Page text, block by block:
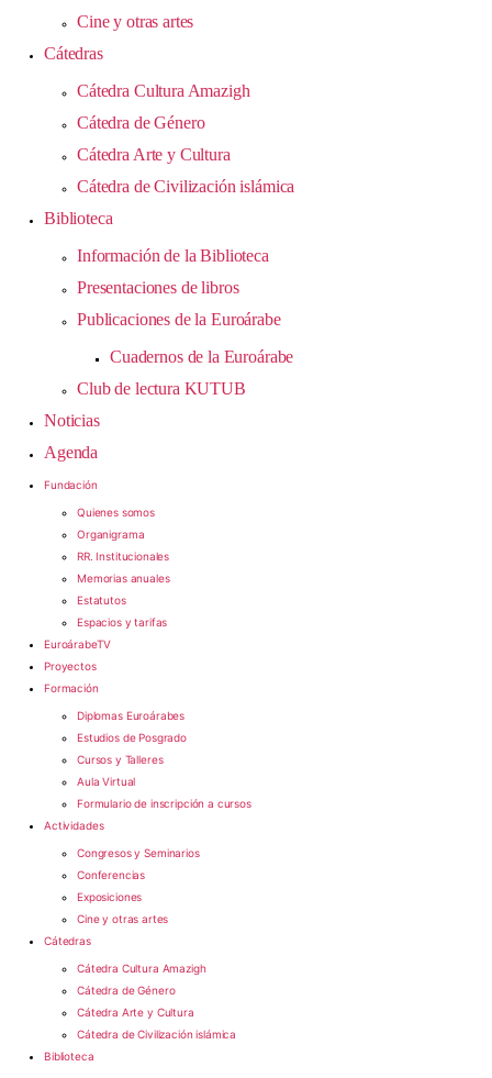
Cine y otras artes
Cátedras
Cátedra Cultura Amazigh
Cátedra de Género
Cátedra Arte y Cultura
Cátedra de Civilización islámica
Biblioteca
Información de la Biblioteca
Presentaciones de libros
Publicaciones de la Euroárabe
Cuadernos de la Euroárabe
Club de lectura KUTUB
Noticias
Agenda
Fundación
Quienes somos
Organigrama
RR. Institucionales
Memorias anuales
Estatutos
Espacios y tarifas
EuroárabeTV
Proyectos
Formación
Diplomas Euroárabes
Estudios de Posgrado
Cursos y Talleres
Aula Virtual
Formulario de inscripción a cursos
Actividades
Congresos y Seminarios
Conferencias
Exposiciones
Cine y otras artes
Cátedras
Cátedra Cultura Amazigh
Cátedra de Género
Cátedra Arte y Cultura
Cátedra de Civilización islámica
Biblioteca